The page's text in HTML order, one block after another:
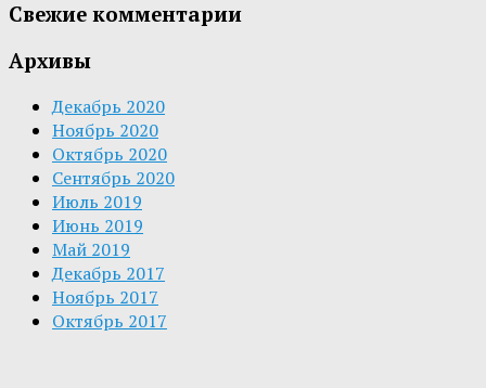
Свежие комментарии
Архивы
Декабрь 2020
Ноябрь 2020
Октябрь 2020
Сентябрь 2020
Июль 2019
Июнь 2019
Май 2019
Декабрь 2017
Ноябрь 2017
Октябрь 2017